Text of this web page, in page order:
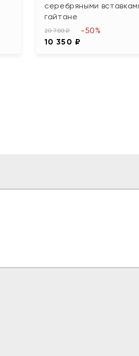
серебряными
гайтане
20 700 ₽
10 350 ₽
-50%